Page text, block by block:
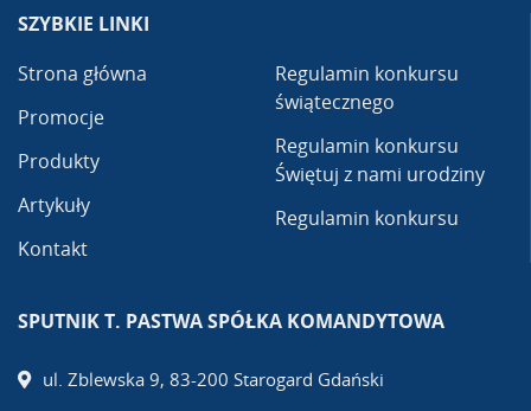
SZYBKIE LINKI
Strona główna
Promocje
Produkty
Artykuły
Kontakt
Regulamin konkursu
świątecznego
Regulamin konkursu
Świętuj z nami urodziny
Regulamin konkursu
SPUTNIK T. PASTWA SPÓŁKA KOMANDYTOWA
ul. Zblewska 9, 83-200 Starogard Gdański